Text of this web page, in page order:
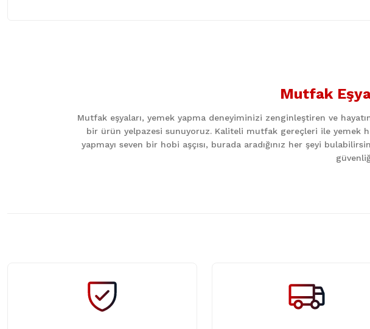
Ürün bilgilerinde hatalar bulunuyor.
Ürün fiyatı diğer sitelerden daha pahalı.
Mutfak
Mutfak eşyaları, yemek yapma deneyiminizi zenginleştiren ve
bir ürün yelpazesi sunuyoruz. Kaliteli mutfak gereçleri ile yemek
yapmayı seven bir hobi aşçısı, burada aradığınız her şeyi